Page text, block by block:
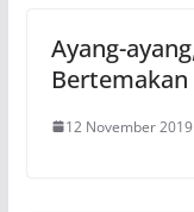
Ayang-
Bertemakan
12 November 2019